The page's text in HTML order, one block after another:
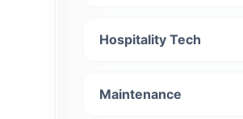
Hospitality Tech
Maintenance